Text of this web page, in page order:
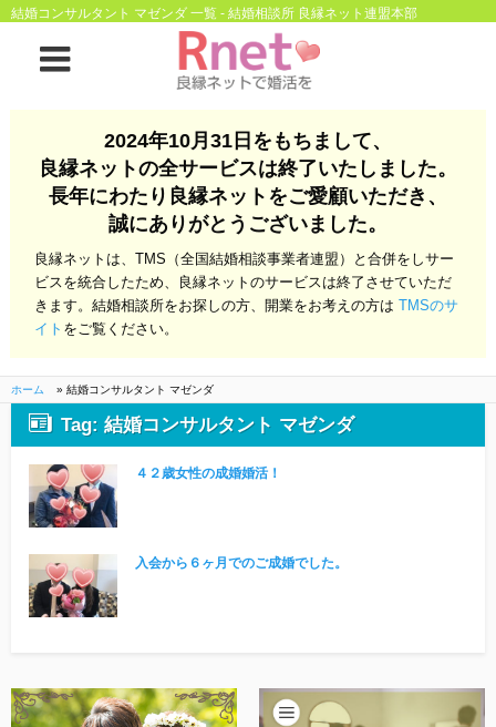
良縁ネットとは
お金のこと
会社概要
よくある質問
る質問
開業支援
他社との違い
お金のこと
一般のよくある質問
結婚コンサルタント マゼンダ 一覧 - 結婚相談所 良縁ネット連盟本部
2024年10月31日をもちまして、
良縁ネットの全サービスは終了いたしました。
長年にわたり良縁ネットをご愛顧いただき、
誠にありがとうございました。
良縁ネットは、TMS（全国結婚相談事業者連盟）と合併をしサー
ビスを統合したため、良縁ネットのサービスは終了させていただ
きます。結婚相談所をお探しの方、開業をお考えの方はTMSのサ
イト をご覧ください。
ホーム » 結婚コンサルタント マゼンダ
Tag: 結婚コンサルタント マゼンダ
４２歳女性の成婚婚活！
⼊会から６ヶ⽉でのご成婚でした。